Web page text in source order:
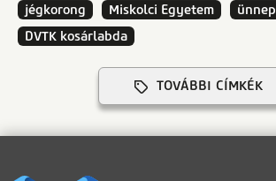
jégkorong
Miskolci Egyetem
ünnep
DVTK kosárlabda
TOVÁBBI CÍMKÉK